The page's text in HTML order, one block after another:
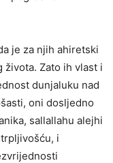
je za njih ahiretski
Zato ih vlast i
dunjaluku nad
oni dosljedno
sallallahu alejhi
i